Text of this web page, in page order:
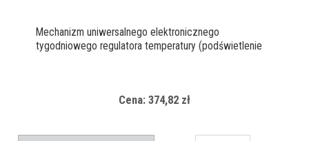
Mechanizm uniwersalnego elektronicznego
tygodniowego regulatora temperatury (podświetlenie
Cena: 374,82 zł